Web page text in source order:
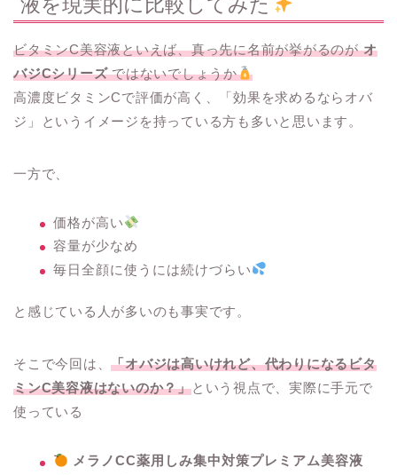
ビタミンC美容液といえば、真っ先に名前が挙がるのがオ
バジCシリーズではないでしょうか
高濃度ビタミンCで評価が高く、「効果を求めるならオバ
ジ」というイメージを持っている方も多いと思います。
一方で、
価格が高い
容量が少なめ
毎日全顔に使うには続けづらい
と感じている人が多いのも事実です。
そこで今回は、「オバジは高いけれど、代わりになるビタ
ミンC美容液はないのか？」という視点で、実際に手元で
使っている
メラノCC薬用しみ集中対策プレミアム美容液